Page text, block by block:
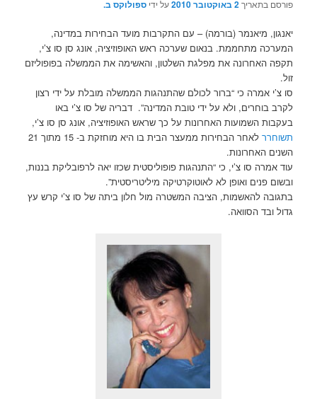
פורסם בתאריך2 באוקטובר 2010 על ידיספולוקס ב.
יאנגון, מיאנמר (בורמה) – עם התקרבות מועד הבחירות במדינה,
המערכה מתחממת. בנאום שערכה ראש האופוזיציה, אונג סן סו צ’י,
תקפה האחרונה את מפלגת השלטון, והאשימה את הממשלה בפופוליזם
זול.
סו צ’י אמרה כי “ברור לכולם שהתנהגות הממשלה מובלת על ידי רצון
לקרב בוחרים, ולא על ידי טובת המדינה”. דבריה של סו צ’י באו
בעקבות השמועות האחרונות על כך שראש האופוזיציה, אונג סן סו צ’י,
תשוחרר
לאחר הבחירות ממעצר הבית בו היא מוחזקת ב- 15 מתוך 21
השנים האחרונות.
עוד אמרה סו צ’י, כי “התנהגות פופוליסטית שכזו יאה לרפובליקת בננות,
ובשום פנים ואופן לא לאוטוקרטיקה מיליטריסטית”.
בתגובה להאשמות, הציבה המשטרה מול חלון ביתה של סו צ’י קרש עץ
גדול ובד הסוואה.